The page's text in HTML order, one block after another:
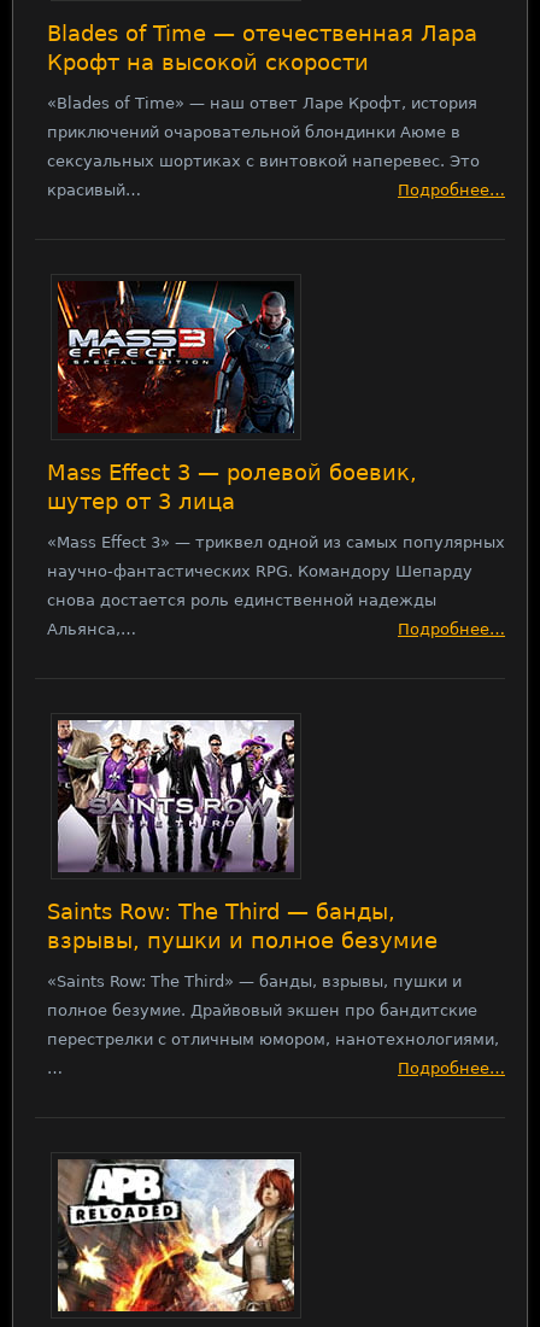
Blades of Time — отечественная Лара
Крофт на высокой скорости
«Blades of Time» — наш ответ Ларе Крофт, история
приключений очаровательной блондинки Аюме в
сексуальных шортиках с винтовкой наперевес. Это
красивый…
Подробнее…
Mass Effect 3 — ролевой боевик,
шутер от 3 лица
«Mass Effect 3» — триквел одной из самых популярных
научно-фантастических RPG. Командору Шепарду
снова достается роль единственной надежды
Альянса,…
Подробнее…
Saints Row: The Third — банды,
взрывы, пушки и полное безумие
«Saints Row: The Third» — банды, взрывы, пушки и
полное безумие. Драйвовый экшен про бандитские
перестрелки с отличным юмором, нанотехнологиями,
…
Подробнее…